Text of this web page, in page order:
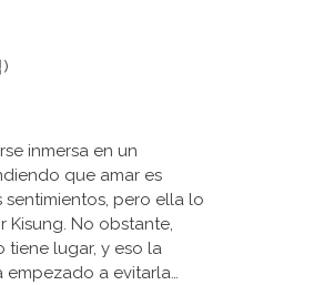
inmersa en un
que amar es
pero ella lo
No obstante,
tiene lugar, y eso la
empezado a evitarla…